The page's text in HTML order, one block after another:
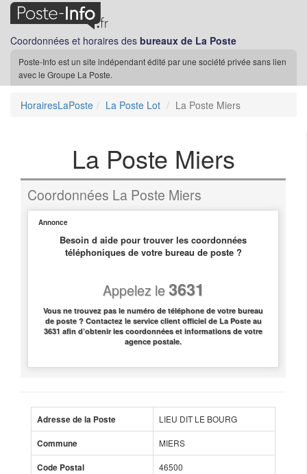
Coordonnées et horaires des bureaux de La Poste
Poste-Info est un site indépendant édité par une société privée sans lien
avec le Groupe La Poste.
HorairesLaPoste La Poste Lot La Poste Miers
La Poste Miers
Coordonnées La Poste Miers
Annonce
Besoin d aide pour trouver les coordonnées
téléphoniques de votre bureau de poste ?
Appelez le3631
Vous ne trouvez pas le numéro de téléphone de votre bureau
de poste ? Contactez le service client officiel de La Poste au
3631 afin d’obtenir les coordonnées et informations de votre
agence postale.
Adresse de la Poste LIEU DIT LE BOURG
Commune MIERS
Code Postal 46500